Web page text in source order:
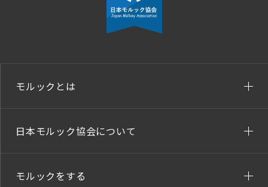
モルックとは
日本モルック協会について
モルックをする